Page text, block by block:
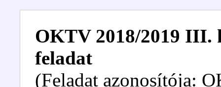
OKTV 2018/2019 III.
feladat
(Feladat azonosítója: